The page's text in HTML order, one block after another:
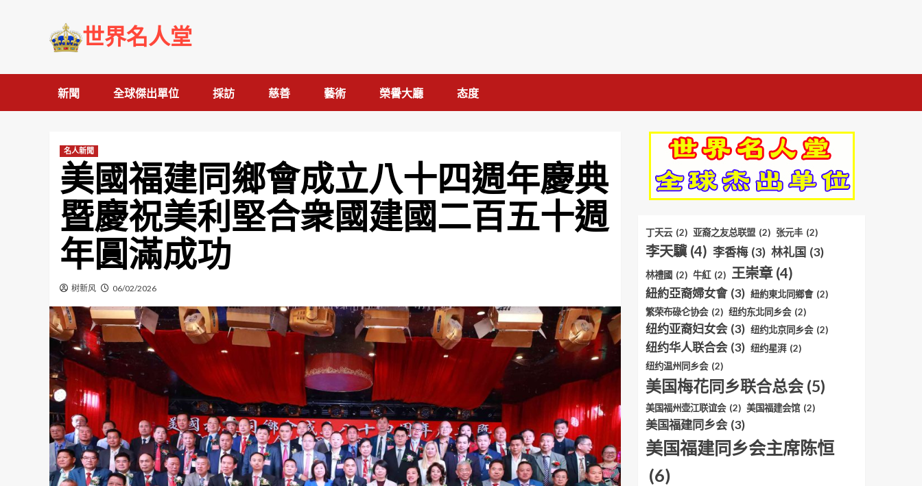
世界名人堂
新聞 全球傑出單位 採訪 慈善 藝術 榮譽大廳 态度
名人新聞
美國福建同鄉會成立八十四週年慶典
暨慶祝美利堅合衆國建國二百五十週
年圓滿成功
树新风 06/02/2026
丁天云 (2) 亚裔之友总联盟 (2) 张元丰 (2)
李天驥 (4) 李香梅 (3) 林礼国 (3)
林禮國 (2) 牛紅 (2) 王崇章 (4)
紐約亞裔婦女會 (3) 紐約東北同鄉會 (2)
繁荣布碌仑协会 (2) 纽约东北同乡会 (2)
纽约亚裔妇女会 (3) 纽约北京同乡会 (2)
纽约华人联合会 (3) 纽约星湃 (2)
纽约温州同乡会 (2)
美国梅花同乡联合总会 (5)
美国福州壶江联谊会 (2) 美国福建会馆 (2)
美国福建同乡会 (3)
美国福建同乡会主席陈恒
(6)